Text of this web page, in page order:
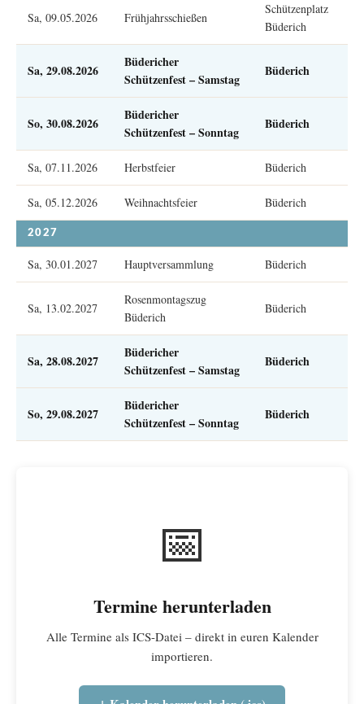
Sa, 09.05.2026 Frühjahrsschießen
Schützenplatz
Büderich
Sa, 29.08.2026
Büdericher
Schützenfest – Samstag
Büderich
So, 30.08.2026
Büdericher
Schützenfest – Sonntag
Büderich
Sa, 07.11.2026 Herbstfeier Büderich
Sa, 05.12.2026 Weihnachtsfeier Büderich
2027
Sa, 30.01.2027 Hauptversammlung Büderich
Sa, 13.02.2027
Rosenmontagszug
Büderich
Büderich
Sa, 28.08.2027
Büdericher
Schützenfest – Samstag
Büderich
So, 29.08.2027
Büdericher
Schützenfest – Sonntag
Büderich
📅
Termine herunterladen
Alle Termine als ICS-Datei – direkt in euren Kalender
importieren.